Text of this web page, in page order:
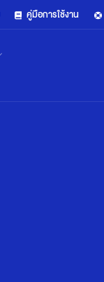
คู่มือการใช้งาน